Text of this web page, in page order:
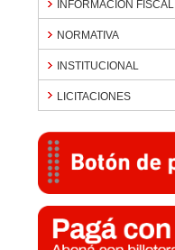
INFORMACIÓN FISCAL
NORMATIVA
INSTITUCIONAL
LICITACIONES